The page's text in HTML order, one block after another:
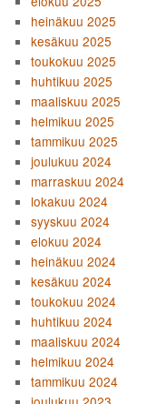
heinäkuu 2025
kesäkuu 2025
toukokuu 2025
huhtikuu 2025
maaliskuu 2025
helmikuu 2025
tammikuu 2025
joulukuu 2024
marraskuu 2024
lokakuu 2024
syyskuu 2024
elokuu 2024
heinäkuu 2024
kesäkuu 2024
toukokuu 2024
huhtikuu 2024
maaliskuu 2024
helmikuu 2024
tammikuu 2024